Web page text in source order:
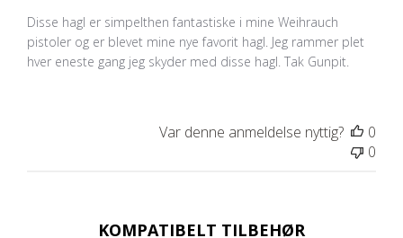
Disse hagl er simpelthen fantastiske i mine Weihrauch
pistoler og er blevet mine nye favorit hagl. Jeg rammer plet
hver eneste gang jeg skyder med disse hagl. Tak Gunpit.
Var denne anmeldelse nyttig?
0
0
KOMPATIBELT TILBEHØR